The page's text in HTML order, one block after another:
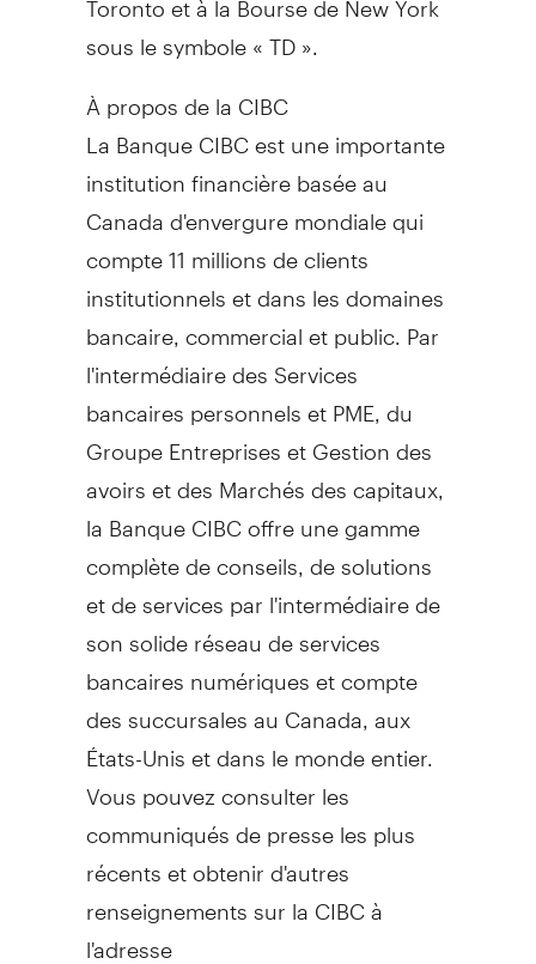
sous le symbole « TD ».
À propos de la CIBC
La Banque CIBC est une importante
institution financière basée au
Canada d'envergure mondiale qui
compte 11 millions de clients
institutionnels et dans les domaines
bancaire, commercial et public. Par
l'intermédiaire des Services
bancaires personnels et PME, du
Groupe Entreprises et Gestion des
avoirs et des Marchés des capitaux,
la Banque CIBC offre une gamme
complète de conseils, de solutions
et de services par l'intermédiaire de
son solide réseau de services
bancaires numériques et compte
des succursales au Canada, aux
États-Unis et dans le monde entier.
Vous pouvez consulter les
communiqués de presse les plus
récents et obtenir d'autres
renseignements sur la CIBC à
l'adresse